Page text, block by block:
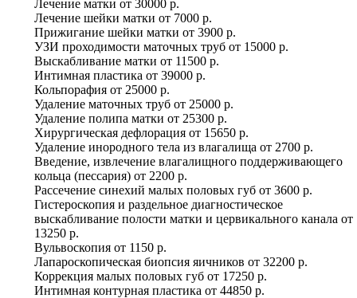
Лечение матки от 30000 р.
Лечение шейки матки от 7000 р.
Прижигание шейки матки от 3900 р.
УЗИ проходимости маточных труб от 15000 р.
Выскабливание матки от 11500 р.
Интимная пластика от 39000 р.
Кольпорафия от 25000 р.
Удаление маточных труб от 25000 р.
Удаление полипа матки от 25300 р.
Хирургическая дефлорация от 15650 р.
Удаление инородного тела из влагалища от 2700 р.
Введение, извлечение влагалищного поддерживающего
кольца (пессария) от 2200 р.
Рассечение синехий малых половых губ от 3600 р.
Гистероскопия и раздельное диагностическое
выскабливание полости матки и цервикального канала от
13250 р.
Вульвоскопия от 1150 р.
Лапароскопическая биопсия яичников от 32200 р.
Коррекция малых половых губ от 17250 р.
Интимная контурная пластика от 44850 р.